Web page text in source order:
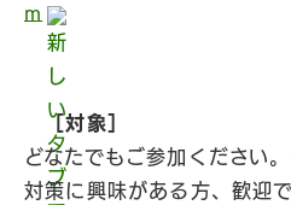
m
［対象］
どなたでもご参加ください
対策に興味がある方、歓迎で